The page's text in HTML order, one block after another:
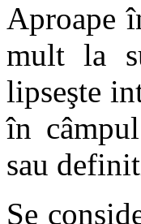
Aproape
mult la
lipseşte
în
sau
Se